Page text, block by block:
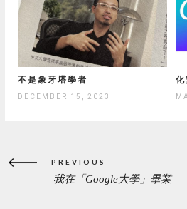
不是象牙塔學者
DECEMBER 15, 2023
PREVIOUS
PREVIOUS我在「Google大學」畢業